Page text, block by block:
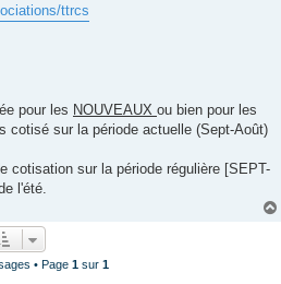
ttrcs
pour les NOUVEAUX ou bien pour les
cotisé sur la période actuelle (Sept-Août)
cotisation sur la période régulière [SEPT-
l'été.
• Page 1 sur 1